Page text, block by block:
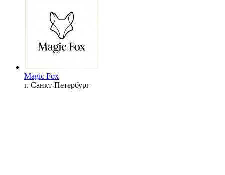
Magic Fox
г. Санкт-Петербург